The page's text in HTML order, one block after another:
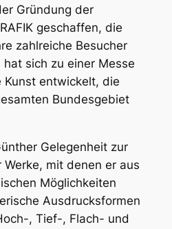
Gründung der
geschaffen, die
zahlreiche Besucher
sich zu einer Messe
entwickelt, die
Bundesgebiet
Gelegenheit zur
mit denen er aus
Möglichkeiten
Ausdrucksformen
, Tief-, Flach- und